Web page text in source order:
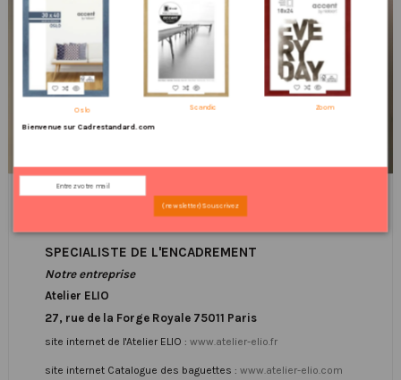
Cadre Standard
SPECIALISTE DE L'ENCADREMENT
Notre entreprise
Atelier ELIO
27, rue de la Forge Royale 75011 Paris
site internet de l'Atelier ELIO : www.atelier-elio.fr
site internet Catalogue des baguettes : www.atelier-elio.com
Oslo Scandic Zoom
Bienvenue sur Cadrestandard.com
(newsletter) Souscrivez